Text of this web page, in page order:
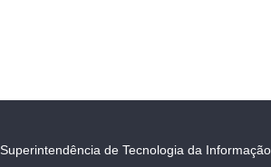
Superintendência de Tecnologia da Informação